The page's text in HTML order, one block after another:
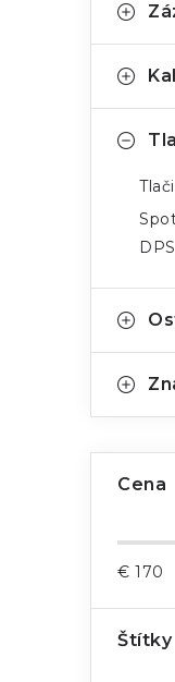
DPS
Cena
€ 170
Štítky